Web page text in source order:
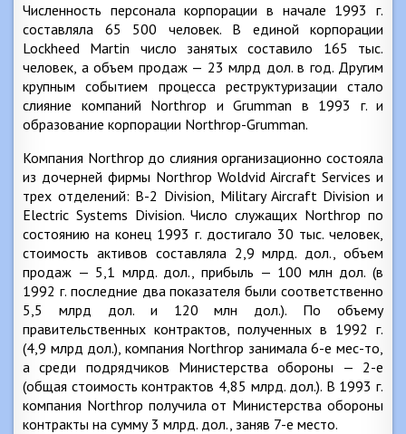
Численность персонала корпорации в начале 1993 г.
составляла 65 500 человек. В единой корпорации
Lockheed Martin число занятых составило 165 тыс.
человек, а объем продаж — 23 млрд дол. в год. Другим
крупным событием процесса реструктуризации стало
слияние компаний Northrop и Grumman в 1993 г. и
образование корпорации Northrop-Grumman.
Компания Northrop до слияния организационно состояла
из дочерней фирмы Northrop Woldvid Aircraft Services и
трех отделений: В-2 Division, Military Aircraft Division и
Electric Systems Division. Число служащих Northrop по
состоянию на конец 1993 г. достигало 30 тыс. человек,
стоимость активов составляла 2,9 млрд. дол., объем
продаж — 5,1 млрд. дол., прибыль — 100 млн дол. (в
1992 г. последние два показателя были соответственно
5,5 млрд дол. и 120 млн дол.). По объему
правительственных контрактов, полученных в 1992 г.
(4,9 млрд дол.), компания Northrop занимала 6-е мес-то,
а среди подрядчиков Министерства обороны — 2-е
(общая стоимость контрактов 4,85 млрд. дол.). В 1993 г.
компания Northrop получила от Министерства обороны
контракты на сумму 3 млрд. дол., заняв 7-е место.